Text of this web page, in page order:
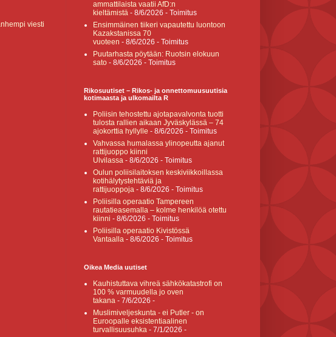
viesti
ammattilaista vaatii AfD:n
kieltämistä - 8/6/2026 - Toimitus
Ensimmäinen tiikeri vapautettu luontoon
Kazakstanissa 70
vuoteen - 8/6/2026 - Toimitus
Puutarhasta pöytään: Ruotsin elokuun
sato - 8/6/2026 - Toimitus
Rikosuutiset – Rikos- ja onnettomuusuutisia
kotimaasta ja ulkomailta R
Poliisin tehostettu ajotapavalvonta tuotti
tulosta rallien aikaan Jyväskylässä – 74
ajokorttia hyllylle - 8/6/2026 - Toimitus
Vahvassa humalassa ylinopeutta ajanut
rattijuoppo kiinni
Ulvilassa - 8/6/2026 - Toimitus
Oulun poliisilaitoksen keskiviikkoillassa
kotihälytystehtäviä ja
rattijuoppoja - 8/6/2026 - Toimitus
Poliisilla operaatio Tampereen
rautatieasemalla – kolme henkilöä otettu
kiinni - 8/6/2026 - Toimitus
Poliisilla operaatio Kivistössä
Vantaalla - 8/6/2026 - Toimitus
Oikea Media uutiset
Kauhistuttava vihreä sähkökatastrofi on
100 % varmuudella jo oven
takana - 7/6/2026 -
Muslimiveljeskunta - ei Putler - on
Euroopalle eksistentiaalinen
turvallisuusuhka - 7/1/2026 -